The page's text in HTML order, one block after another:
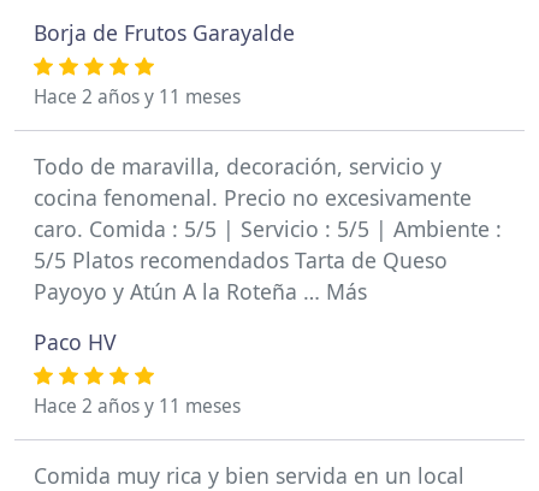
Borja de Frutos Garayalde
Hace 2 años y 11 meses
Todo de maravilla, decoración, servicio y
cocina fenomenal. Precio no excesivamente
caro. Comida : 5/5 | Servicio : 5/5 | Ambiente :
5/5 Platos recomendados Tarta de Queso
Payoyo y Atún A la Roteña … Más
Paco HV
Hace 2 años y 11 meses
Comida muy rica y bien servida en un local